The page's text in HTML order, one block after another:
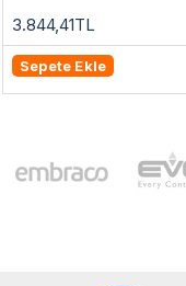
3.844,41TL
Sepete Ekle